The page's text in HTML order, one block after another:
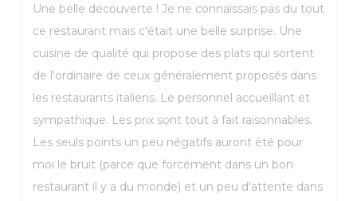
Une belle découverte ! Je ne connaissais pas du tout
ce restaurant mais c'était une belle surprise. Une
cuisine de qualité qui propose des plats qui sortent
de l'ordinaire de ceux généralement proposés dans
les restaurants italiens. Le personnel accueillant et
sympathique. Les prix sont tout à fait raisonnables.
Les seuls points un peu négatifs auront été pour
moi le bruit (parce que forcément dans un bon
restaurant il y a du monde) et un peu d'attente dans